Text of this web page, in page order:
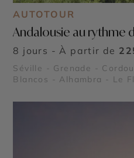
AUTOTOUR
Andalousie au rythme
8 jours - À partir de
Séville - Grenade -
Blancos - Alhambra - Le